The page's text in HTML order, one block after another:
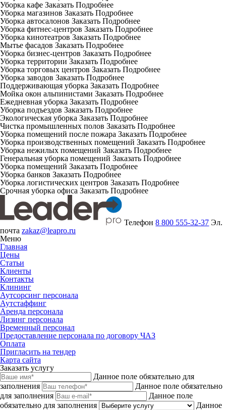
Уборка кафе Заказать Подробнее
Уборка магазинов Заказать Подробнее
Уборка автосалонов Заказать Подробнее
Уборка фитнес-центров Заказать Подробнее
Уборка кинотеатров Заказать Подробнее
Мытье фасадов Заказать Подробнее
Уборка бизнес-центров Заказать Подробнее
Уборка территории Заказать Подробнее
Уборка торговых центров Заказать Подробнее
Уборка заводов Заказать Подробнее
Поддерживающая уборка Заказать Подробнее
Мойка окон альпинистами Заказать Подробнее
Ежедневная уборка Заказать Подробнее
Уборка подъездов Заказать Подробнее
Экологическая уборка Заказать Подробнее
Чистка промышленных полов Заказать Подробнее
Уборка помещений после пожара Заказать Подробнее
Уборка производственных помещений Заказать Подробнее
Уборка нежилых помещений Заказать Подробнее
Генеральная уборка помещений Заказать Подробнее
Уборка помещений Заказать Подробнее
Уборка банков Заказать Подробнее
Уборка логистических центров Заказать Подробнее
Срочная уборка офиса Заказать Подробнее
Телефон8 800 555-32-37 Эл.
почта zakaz@leapro.ru
Меню
Главная
Цены
Статьи
Клиенты
Контакты
Клининг
Аутсорсинг персонала
Аутстаффинг
Аренда персонала
Лизинг персонала
Временный персонал
Предоставление персонала по договору ЧАЗ
Оплата
Пригласить на тендер
Карта сайта
Заказать услугу
Данное поле обязательно для
заполнения
Данное поле обязательно
для заполнения
Данное поле
обязательно для заполнения
Данное